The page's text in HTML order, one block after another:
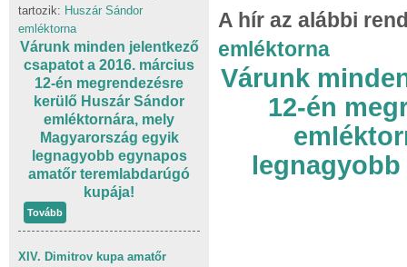
tartozik: Huszár Sándor
emléktorna
Várunk minden jelentkező
csapatot a 2016. március
12-én megrendezésre
kerülő Huszár Sándor
emléktornára, mely
Magyarország egyik
legnagyobb egynapos
amatőr teremlabdarúgó
kupája!
Tovább
XIV. Dimitrov kupa amatőr
A hír az alábbi
emléktorna
Várunk
12-én